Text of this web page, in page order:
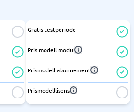
Gratis testperiode
Pris modell modul
Prismodell abonnement
Prismodelllisens